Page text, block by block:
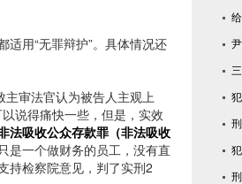
用“无罪辩护”。具体情况还
主审法官认为被告人主观上
说得痛快一些，但是，实效
法吸收公众存款罪（非法吸收
是一个做财务的员工，没有直
持检察院意见，判了实刑2